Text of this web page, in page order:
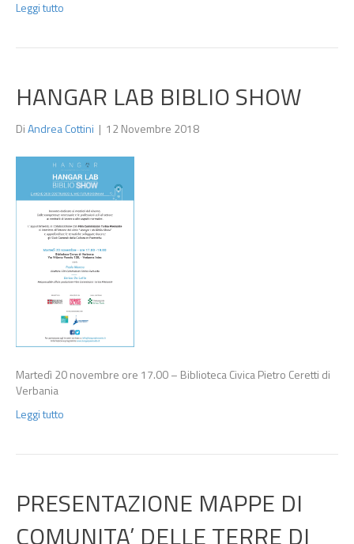
Leggi tutto
HANGAR LAB BIBLIO SHOW
DiAndrea Cottini | 12 Novembre 2018
Martedì 20 novembre ore 17.00 – Biblioteca Civica Pietro Ceretti di
Verbania
Leggi tutto
PRESENTAZIONE MAPPE DI
COMUNITA’ DELLE TERRE DI